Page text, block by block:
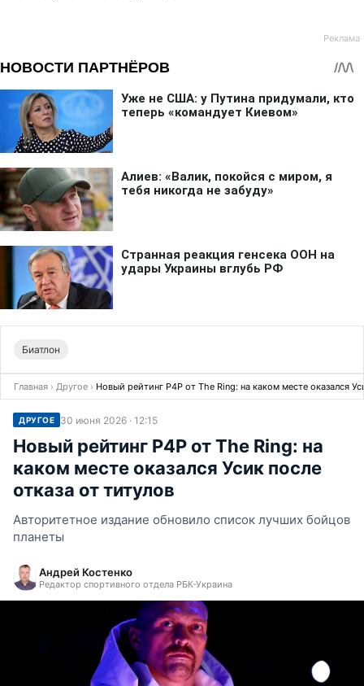
Биатлон
Главная › Другое › Новый рейтинг Р4Р от The Ring: на каком месте оказался
ДРУГОЕ 30 июня 2026 · 12:15
Новый рейтинг Р4Р от The Ring: на
каком месте оказался Усик после
отказа от титулов
Авторитетное издание обновило список лучших бойцов
планеты
Андрей Костенко
Редактор спортивного отдела РБК-Украина